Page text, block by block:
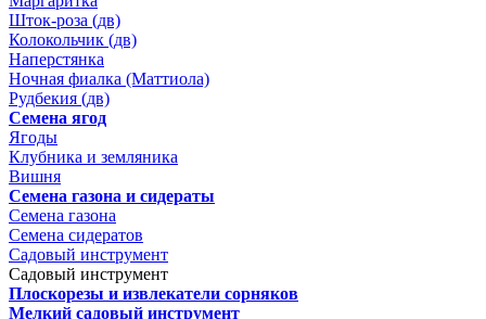
Шток-роза (дв)
Колокольчик (дв)
Наперстянка
Ночная фиалка (Маттиола)
Рудбекия (дв)
Семена ягод
Ягоды
Клубника и земляника
Вишня
Семена газона и сидераты
Семена газона
Семена сидератов
Садовый инструмент
Садовый инструмент
Плоскорезы и извлекатели сорняков
Мелкий садовый инструмент